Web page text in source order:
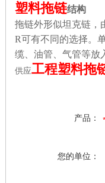
塑料拖链结构
拖链外形似坦克链，
R可有不同的选择。
缆、油管、气管等放
供应工程塑料拖
产品：
您的单位：